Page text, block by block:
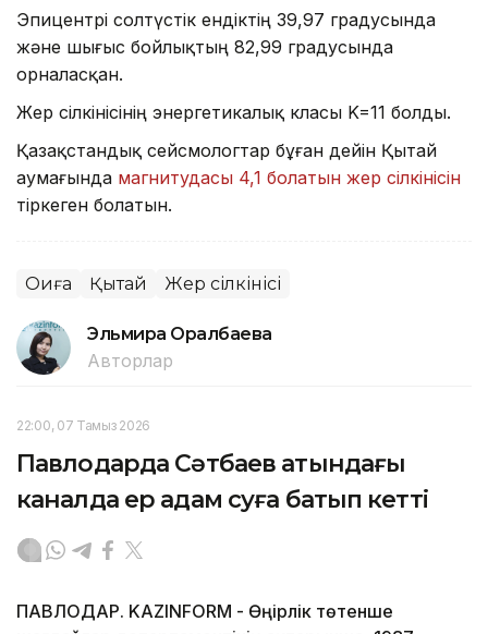
Эпицентрі солтүстік ендіктің 39,97 градусында
және шығыс бойлықтың 82,99 градусында
орналасқан.
Жер сілкінісінің энергетикалық класы K=11 болды.
Қазақстандық сейсмологтар бұған дейін Қытай
аумағында магнитудасы 4,1 болатын жер сілкінісін
тіркеген болатын.
Оқиға Қытай Жер сілкінісі
Эльмира Оралбаева
Авторлар
22:00, 07 Тамыз 2026
Павлодарда Сәтбаев атындағы
каналда ер адам суға батып кетті
ПАВЛОДАР. KAZINFORM - Өңірлік төтенше